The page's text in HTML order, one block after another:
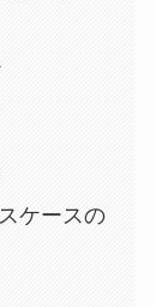
ケースの